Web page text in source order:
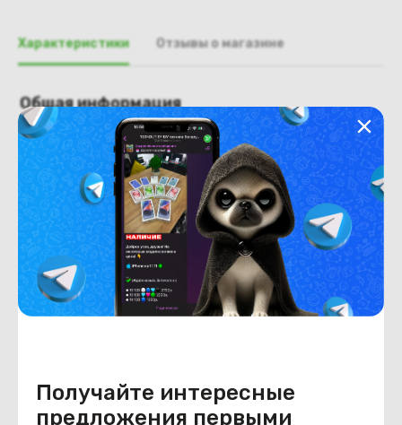
Получайте интересные
предложения первыми
Характеристики Отзывы о магазине
Общая информация
Производитель
Asus
Тип товара
рамка крышки матрицы
Состояние
Недостатки
состояние, запрос фото
уточнять у менеджера.
Состояние
Б/У
Внешний вид
состояние, запрос фото
уточнять у менеджера.